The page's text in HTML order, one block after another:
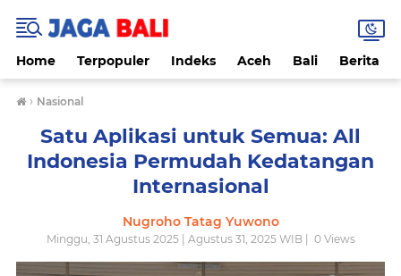
Home Terpopuler Indeks Aceh Bali Berita
› Nasional
Satu Aplikasi untuk Semua: All
Indonesia Permudah Kedatangan
Internasional
Nugroho Tatag Yuwono
Minggu, 31 Agustus 2025 | Agustus 31, 2025 WIB | 0Views